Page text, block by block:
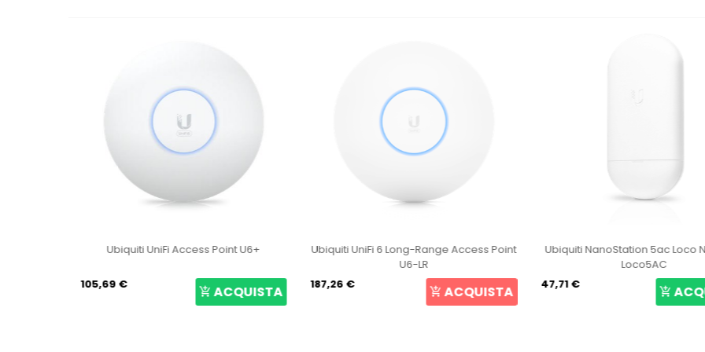
Ubiquiti UniFi 6 Long-Range Access Point
187,26 €
ACQUISTA
Ubiquiti NanoStation 5ac Loco NS-5ACL
Loco5AC
47,71 €
ACQUISTA
Ubiquiti UniFi 6 Pro Access
167,23 €